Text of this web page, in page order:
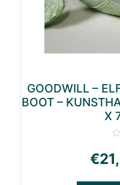
GOODWILL –
BOOT –
X
€